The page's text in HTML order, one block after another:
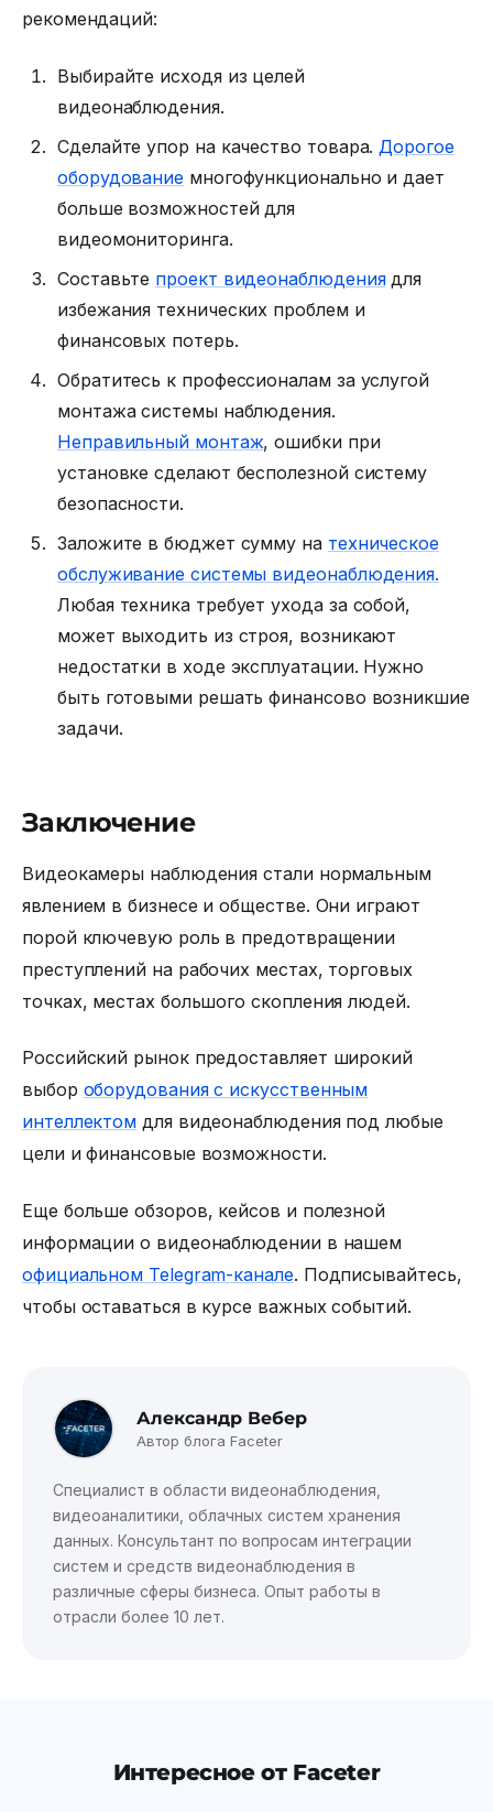
рекомендаций:
Выбирайте исходя из целей
видеонаблюдения.
Сделайте упор на качество товара. Дорогое
оборудование многофункционально и дает
больше возможностей для
видеомониторинга.
Составьте проект видеонаблюдениядля
избежания технических проблем и
финансовых потерь.
Обратитесь к профессионалам за услугой
монтажа системы наблюдения.
Неправильный монтаж, ошибки при
установке сделают бесполезной систему
безопасности.
Заложите в бюджет сумму на техническое
обслуживание системы видеонаблюдения.
Любая техника требует ухода за собой,
может выходить из строя, возникают
недостатки в ходе эксплуатации. Нужно
быть готовыми решать финансово возникшие
задачи.
Заключение
Видеокамеры наблюдения стали нормальным
явлением в бизнесе и обществе. Они играют
порой ключевую роль в предотвращении
преступлений на рабочих местах, торговых
точках, местах большого скопления людей.
Российский рынок предоставляет широкий
выбор оборудования с искусственным
интеллектом для видеонаблюдения под любые
цели и финансовые возможности.
Еще больше обзоров, кейсов и полезной
информации о видеонаблюдении в нашем
официальном Telegram-канале. Подписывайтесь,
чтобы оставаться в курсе важных событий.
Александр Вебер
Автор блога Faceter
Специалист в области видеонаблюдения,
видеоаналитики, облачных систем хранения
данных. Консультант по вопросам интеграции
систем и средств видеонаблюдения в
различные сферы бизнеса. Опыт работы в
отрасли более 10 лет.
Интересное от Faceter